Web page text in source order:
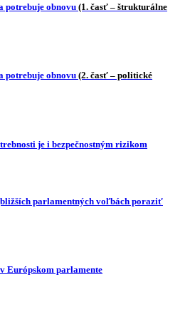
potrebuje obnovu (1. časť – štrukturálne
potrebuje obnovu (2. časť – politické
je i bezpečnostným rizikom
parlamentných voľbách poraziť
Európskom parlamente